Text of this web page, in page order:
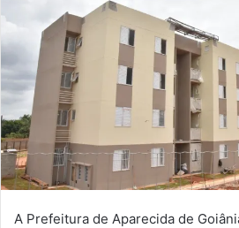
A Prefeitura de Aparecida de